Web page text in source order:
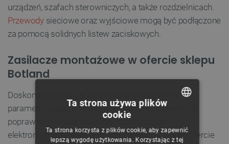
urządzeń, szafach sterowniczych, a także rozdzielnicach.
Przewodysieciowe oraz wyjściowe mogą być podłączone
za pomocą solidnych listew zaciskowych.
Zasilacze montażowe w ofercie sklepu
Botland
Doskonale wiemy, że zapewnienie właściwych
parametrów zasilania jest warunkiem kluczowym do
poprawnego działania wszystkich urządzeń
elektronicznych i elektrycznych. Dlatego w naszej ofercie
CZECH
Ta strona używa plików
cookie
Ta strona korzysta z plików cookie, aby zapewnić
lepszą wygodę użytkowania. Korzystając z tej